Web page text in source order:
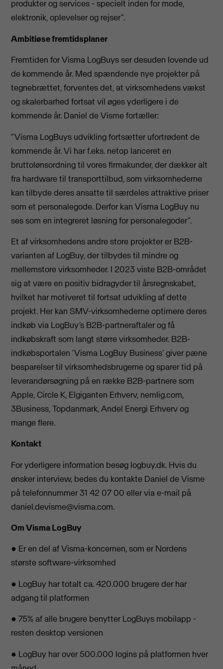
produkter og services - specielt inden for mode,
elektronik, oplevelser og rejser”.
Ambitiøse fremtidsplaner
Fremtiden for Visma LogBuys ser desuden lovende ud
de kommende år. Med spændende nye projekter på
tegnebrættet, forventes det, at virksomhedens vækst
og skalerbarhed fortsat vil øges yderligere i de
kommende år. Daniel de Visme fortæller:
“Visma LogBuys udvikling fortsætter ufortrødent de
kommende år. Vi har f.eks. netop lanceret en
bruttolønsordning til vores firmakunder, der dækker alt
fra hardware til transporttilbud, som virksomhederne
kan tilbyde deres ansatte til særdeles attraktive priser
som et personalegode. Derfor kan Visma LogBuy nu
ses som en integreret løsning for personalegoder”.
Et af virksomhedens andre store projekter er B2B-
varianten af LogBuy, der tilbydes til mindre og
mellemstore virksomheder. I 2023 viste B2B-området
sig at være en positiv bidragyder til årsregnskabet,
hvilket har motiveret til fortsat udvikling af dette
projekt. Her kan SMV-virksomhederne optimere deres
indkøb via LogBuy’s B2B-partneraftaler og få
indkøbskraft som langt større virksomheder. B2B-
indkøbsportalen ‘Visma LogBuy Business’ giver pæne
besparelser til virksomhedsbrugerne og sparer tid på
leverandørsøgning på en række B2B-partnere som
Apple, Circle K, Elgiganten Erhverv, nemlig.com,
3Business, Topdanmark, Andel Energi Erhverv og
mange flere.
Kontakt
For yderligere information besøg logbuy.dk. Hvis du
ønsker interview, bedes du kontakte Daniel de Visme
på telefonnummer 31 42 07 00 eller via e-mail på
daniel.devisme@visma.com.
Om Visma LogBuy
● Er en del af Visma-koncernen, som er Nordens
største software-virksomhed
● LogBuy har totalt ca. 420.000 brugere der har
adgang til platformen
● 75% af alle brugere benytter LogBuys mobilapp -
resten desktop versionen
● LogBuy har over 500.000 logins på platformen hver